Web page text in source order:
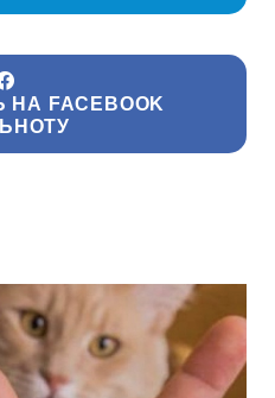
FACEBOOK